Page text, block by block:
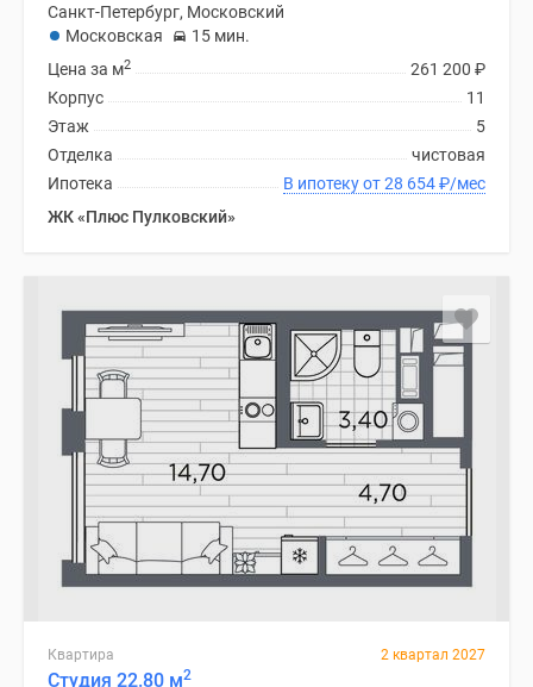
Санкт-Петербург, Московский
Московская
15 мин.
261 200 ₽
Цена за м2
11
Корпус
5
Этаж
чистовая
Отделка
В ипотеку от 28 654₽/мес
Ипотека
ЖК «Плюс Пулковский»
Квартира 2 квартал 2027
Студия 22.80 м2